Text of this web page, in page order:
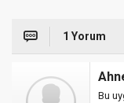
1 Yorum
Bu